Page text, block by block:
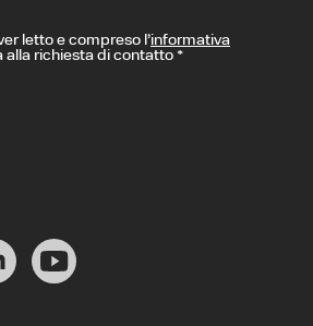
letto e compreso l’informativa
alla richiesta di contatto *